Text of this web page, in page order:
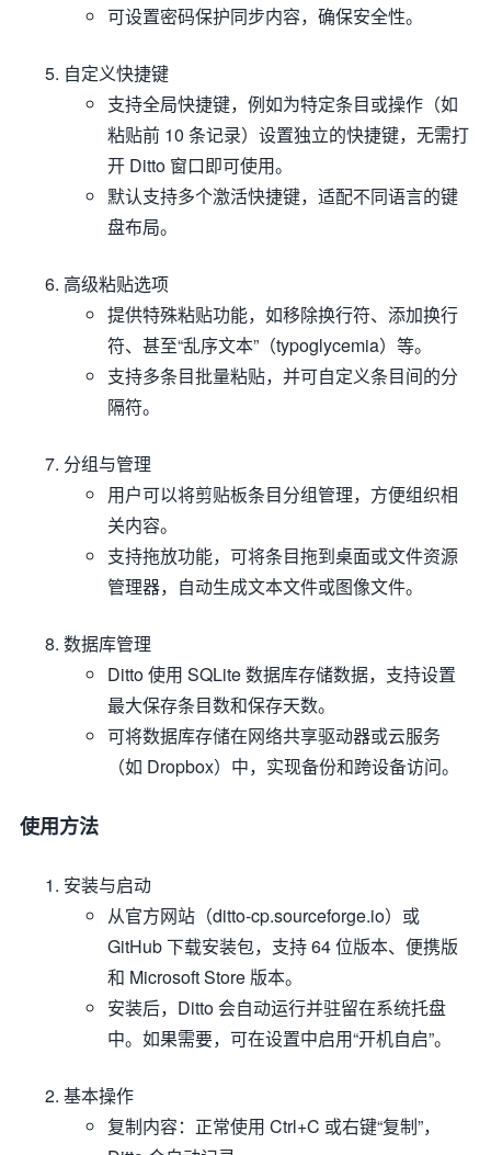
可设置密码保护同步内容，确保安全性。
自定义快捷键
支持全局快捷键，例如为特定条目或操作（如
粘贴前 10 条记录）设置独立的快捷键，无需打
开 Ditto 窗口即可使用。
默认支持多个激活快捷键，适配不同语言的键
盘布局。
高级粘贴选项
提供特殊粘贴功能，如移除换行符、添加换行
符、甚至“乱序文本”（typoglycemia）等。
支持多条目批量粘贴，并可自定义条目间的分
隔符。
分组与管理
用户可以将剪贴板条目分组管理，方便组织相
关内容。
支持拖放功能，可将条目拖到桌面或文件资源
管理器，自动生成文本文件或图像文件。
数据库管理
Ditto 使用 SQLite 数据库存储数据，支持设置
最大保存条目数和保存天数。
可将数据库存储在网络共享驱动器或云服务
（如 Dropbox）中，实现备份和跨设备访问。
使用方法
安装与启动
从官方网站（ditto-cp.sourceforge.io）或
GitHub 下载安装包，支持 64 位版本、便携版
和 Microsoft Store 版本。
安装后，Ditto 会自动运行并驻留在系统托盘
中。如果需要，可在设置中启用“开机自启”。
基本操作
复制内容：正常使用 Ctrl+C 或右键“复制”，